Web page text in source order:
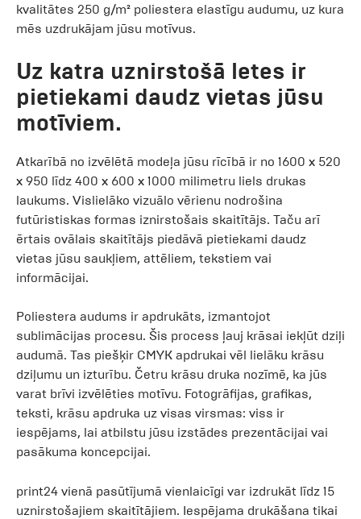
kvalitātes 250 g/m² poliestera elastīgu audumu, uz kura
mēs uzdrukājam jūsu motīvus.
Uz katra uznirstošā letes ir
pietiekami daudz vietas jūsu
motīviem.
Atkarībā no izvēlētā modeļa jūsu rīcībā ir no 1600 x 520
x 950 līdz 400 x 600 x 1000 milimetru liels drukas
laukums. Vislielāko vizuālo vērienu nodrošina
futūristiskas formas iznirstošais skaitītājs. Taču arī
ērtais ovālais skaitītājs piedāvā pietiekami daudz
vietas jūsu saukļiem, attēliem, tekstiem vai
informācijai.
Poliestera audums ir apdrukāts, izmantojot
sublimācijas procesu. Šis process ļauj krāsai iekļūt dziļi
audumā. Tas piešķir CMYK apdrukai vēl lielāku krāsu
dziļumu un izturību. Četru krāsu druka nozīmē, ka jūs
varat brīvi izvēlēties motīvu. Fotogrāfijas, grafikas,
teksti, krāsu apdruka uz visas virsmas: viss ir
iespējams, lai atbilstu jūsu izstādes prezentācijai vai
pasākuma koncepcijai.
print24 vienā pasūtījumā vienlaicīgi var izdrukāt līdz 15
uznirstošajiem skaitītājiem. Iespējama drukāšana tikai